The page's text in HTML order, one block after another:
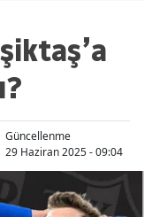
Güncellenme
29 Haziran 2025 - 09:04